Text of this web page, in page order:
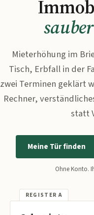
Mieterhöhung im
Tisch, Erbfall in der
zwei Terminen geklärt
Rechner,
statt
Meine Tür finden
Ohne Konto.